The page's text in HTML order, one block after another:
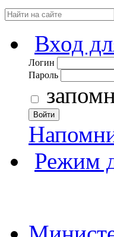
Вход
Логин
Пароль
Войти
Режим